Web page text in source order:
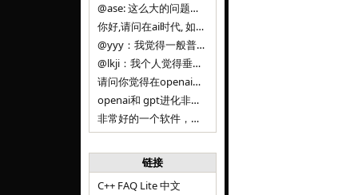
@ase: 这么大的问题，我觉得我并没有答案。又或者说，每个人（公司）有自己的答案。
你好,请问在ai时代, 如何做软件. 是像以前那样,先构建软件的功能界面和服务,比如Office,嘀嘀打车,airbnb那样的界面
@yyy：我觉得一般普通人（非技术类以及非AI专业领域的人）会接触到的大语言模型肯定是大厂的超级模型。开源模型以后会更多被用在垂直
@lkji：我个人觉得垂直模型会自成一条发展线路的。AI 落地实际应用，一定还是垂直领域会更多。只是，垂直领域每个领域都不大，所以
请问你觉得在openai大语言模型一日千里的情况下，人们还需要去了解学习理解使用开源模型吗，还是说只需要使用openai的大语言模
openai和 gpt进化非常快， 还有垂直模型的机会吗
非常好的一个软件，恭喜。
链接
C++ FAQ Lite 中文